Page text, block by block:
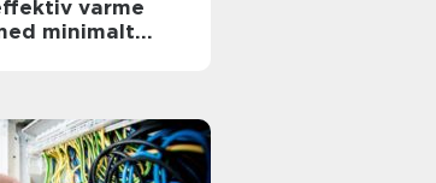
varme
minimalt